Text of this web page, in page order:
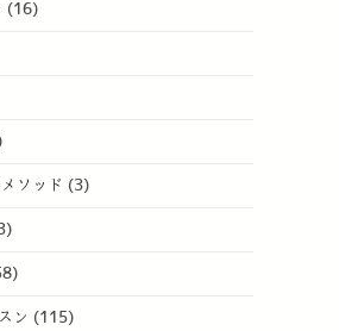
(16)
ソッド (3)
ン (115)